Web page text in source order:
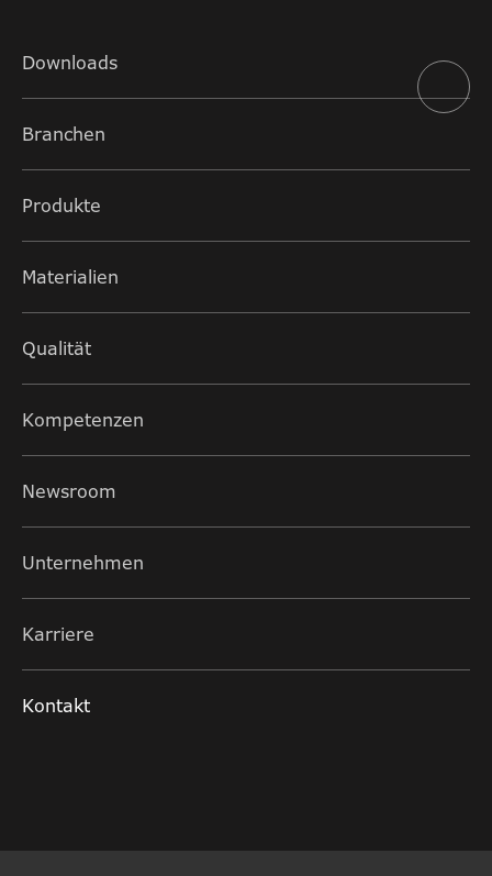
Downloads
Branchen
Produkte
Materialien
Qualität
Kompetenzen
Newsroom
Unternehmen
Karriere
Kontakt